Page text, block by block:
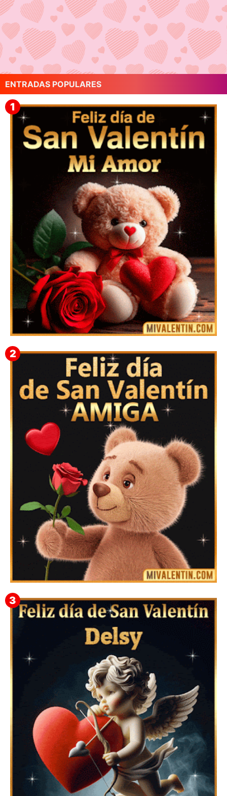
ENTRADAS POPULARES
🎁 Imágenes Gif Personalizadas con Nombres para
San Valentín 2026 💘
Mensajes Tarjetas y GiF de San Valentín para Amigas